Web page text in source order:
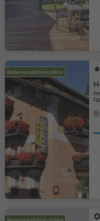
Rezervovatelné online